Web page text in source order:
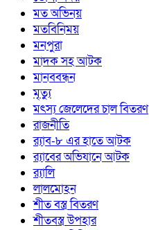
মত অভিনয়
মতবিনিময়
মনপুরা
মাদক সহ আটক
মানববন্ধন
মৃত্যু
মৎস্য জেলেদের চাল বিতরণ
রাজনীতি
র‍্যাব-৮ এর হাতে আটক
র‍্যাবের অভিযানে আটক
র‍্যালি
লালমোহন
শীত বস্ত্র বিতরণ
শীতবস্ত্র উপহার